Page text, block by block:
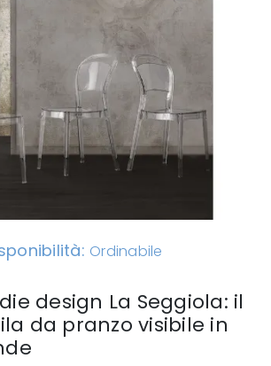
Ordinabile
design La Seggiola: il
da pranzo visibile in